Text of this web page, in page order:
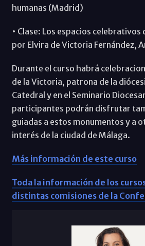
humanas (Madrid)
• Clase: Los espacios celebrativos
por Elvira de Victoria Fernández,
Durante el curso habrá
de la Victoria, patrona de la
Catedral y en el Seminario
participantes podrán disfrutar
guiadas a estos monumentos y a
interés de la ciudad de Málaga.
Más información de este curso
Toda la información de los
distintas comisiones de la